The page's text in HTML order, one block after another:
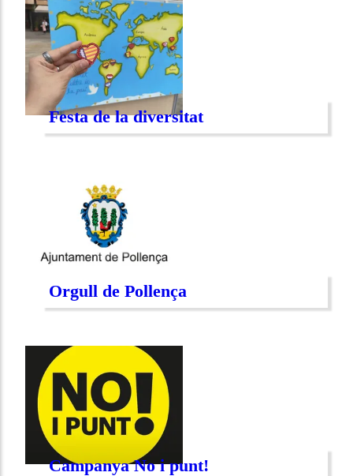
Festa de la diversitat
Orgull de Pollença
Campanya No i punt!